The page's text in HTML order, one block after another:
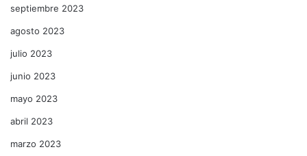
septiembre 2023
agosto 2023
julio 2023
junio 2023
mayo 2023
abril 2023
marzo 2023